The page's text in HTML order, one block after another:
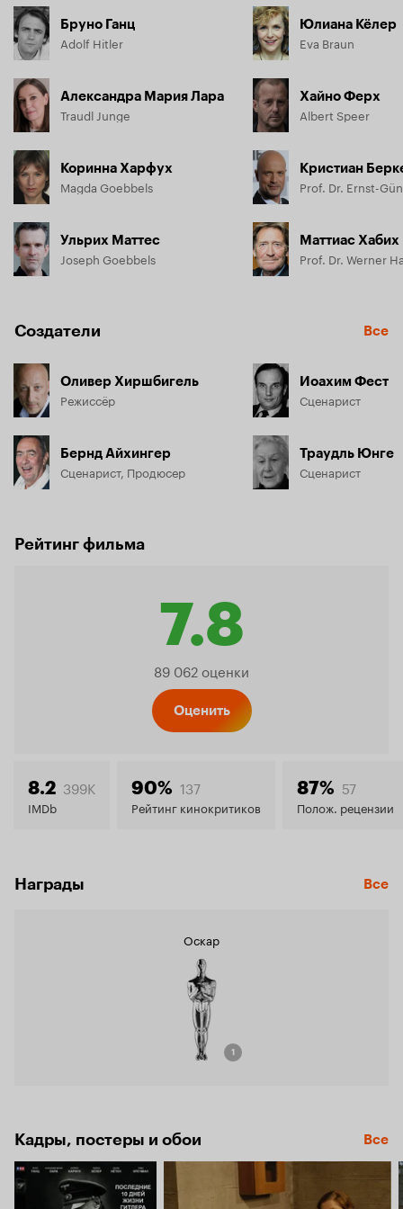
Бруно Ганц
Adolf Hitler
Александра Мария Лара
Traudl Junge
Коринна Харфух
Magda Goebbels
Ульрих Маттес
Joseph Goebbels
Юлиана Кёлер
Eva Braun
Хайно Ферх
Albert Speer
Кристиан
Prof. Dr. Ernst-
Маттиас Хабих
Prof. Dr. Werner
Создатели Все
Оливер Хиршбигель
Режиссёр
Бернд Айхингер
Сценарист, Продюсер
Иоахим Фест
Сценарист
Траудль Юнге
Сценарист
Рейтинг фильма
7.8
Рейтинг
7.8
89 062 оценки
Оценить
8.2 399K
IMDb
90% 137
Рейтинг кинокритиков
87% 57
Полож. рецензии
Награды Все
Оскар
1
Кадры, постеры и обои Все